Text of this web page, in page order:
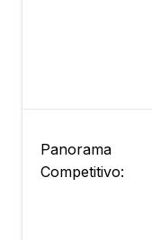
Panorama
Competitivo: